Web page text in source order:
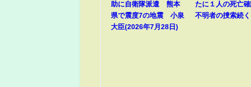
助に自衛隊派遣 熊本
県で震度7の地震 小泉
大臣(2026年7月28日)
たに１人の死亡
不明者の捜索続く